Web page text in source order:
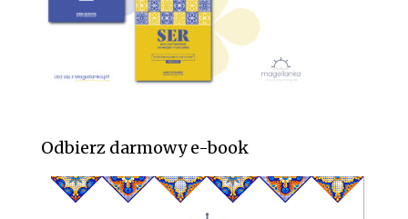
Odbierz darmowy e-book